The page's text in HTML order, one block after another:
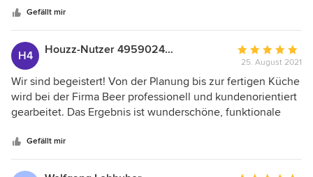
kennen wir leider auch anders. Unsere letzte Küche war
Unternehmen aus dem südlichen Oberbayern. Sie war gut.
Die Küche von Beer ist aber perfekt. Und preislich lag sie
sogar etwas unter der sehr hochwertigen deutschen
Markenküche, die wir diesmal auch im Blick hatten, die
aber nicht so individuell gestaltbar war. Wir würden sofort
wieder eine Küche von Beer kaufen.
Umsetzung und ein schneller wie reibungsloser
fachmännischer Aufbau. Geht nicht - gibt's nicht!
Gefällt mir
H4 Houzz-Nutzer 495902430
Bewertung:
5
von
5
25. August 2021
Wir sind begeistert! Von der Planung bis zur fertigen Küche
wird bei der Firma Beer professionell und kundenorientiert
gearbeitet. Das Ergebnis ist wunderschöne, funktionale
Gefällt mir